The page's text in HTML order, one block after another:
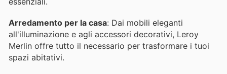
Arredamento per la casa: Dai mobili eleganti
all'illuminazione e agli accessori decorativi, Leroy
Merlin offre tutto il necessario per trasformare i tuoi
spazi abitativi.